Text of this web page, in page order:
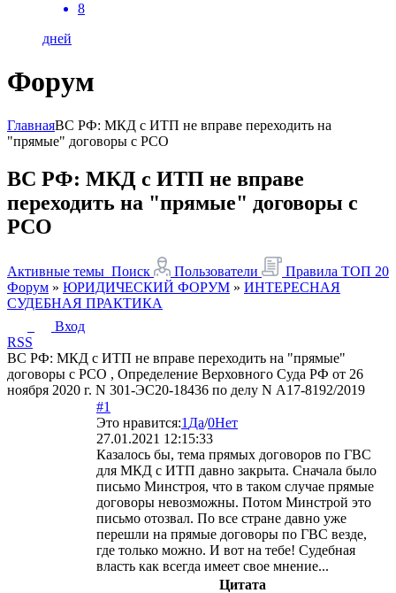
8
дней
Форум
ГлавнаяВС РФ: МКД с ИТП не вправе переходить на
"прямые" договоры с РСО
ВС РФ: МКД с ИТП не вправе
переходить на "прямые" договоры с
РСО
Активные темы Поиск Пользователи Правила ТОП 20
Форум » ЮРИДИЧЕСКИЙ ФОРУМ » ИНТЕРЕСНАЯ
СУДЕБНАЯ ПРАКТИКА
Вход
RSS
ВС РФ: МКД с ИТП не вправе переходить на "прямые"
договоры с РСО , Определение Верховного Суда РФ от 26
ноября 2020 г. N 301-ЭС20-18436 по делу N А17-8192/2019
#1
Это нравится:1 Да/0Нет
27.01.2021 12:15:33
Казалось бы, тема прямых договоров по ГВС
для МКД с ИТП давно закрыта. Сначала было
письмо Минстроя, что в таком случае прямые
договоры невозможны. Потом Минстрой это
письмо отозвал. По все стране давно уже
перешли на прямые договоры по ГВС везде,
где только можно. И вот на тебе! Судебная
власть как всегда имеет свое мнение...
Цитата